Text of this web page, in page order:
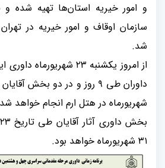
و امور خیریه استان‌ها تهیه شده و
سازمان اوقاف و امور خیریه در
شد.
از امروز یکشنبه ۲۳
شهریورماه در هتل ارم انجام خواهد
۳۱ شهریورماه خواهد بود.